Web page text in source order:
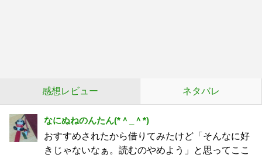
感想レビュー ネタバレ
なにぬねのんたん(*＾_＾*)
おすすめされたから借りてみたけど「そんなに好
きじゃないなぁ。読むのやめよう」と思ってここ